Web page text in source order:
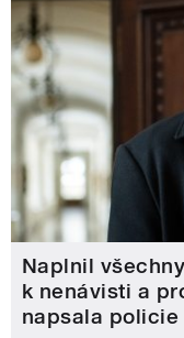
Naplnil
k nenávisti a
napsala policie